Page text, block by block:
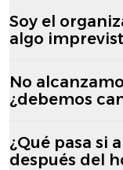
Soy el
algo
No
¿debemos
¿Qué pasa si
después del